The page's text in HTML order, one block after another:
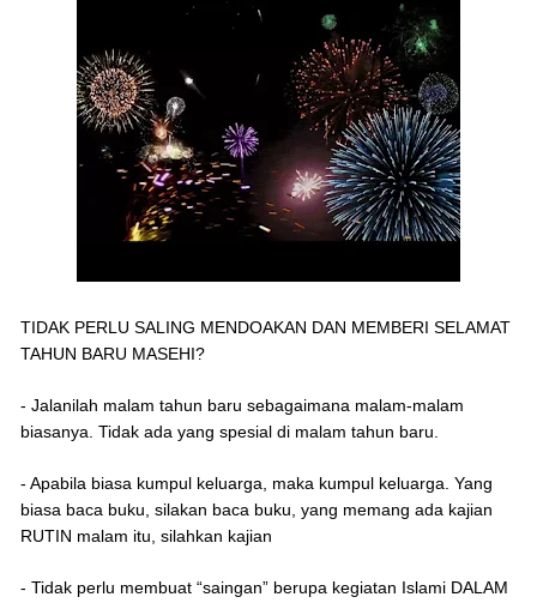
TIDAK PERLU SALING MENDOAKAN DAN MEMBERI SELAMAT
TAHUN BARU MASEHI?
- Jalanilah malam tahun baru sebagaimana malam-malam
biasanya. Tidak ada yang spesial di malam tahun baru.
- Apabila biasa kumpul keluarga, maka kumpul keluarga. Yang
biasa baca buku, silakan baca buku, yang memang ada kajian
RUTIN malam itu, silahkan kajian
- Tidak perlu membuat “saingan” berupa kegiatan Islami DALAM